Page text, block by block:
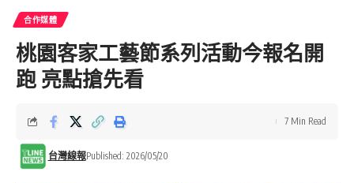
合作媒體
桃園客家工藝節系列活動今報名開
跑 亮點搶先看
台灣線報Published: 2026/05/20
7 Min Read